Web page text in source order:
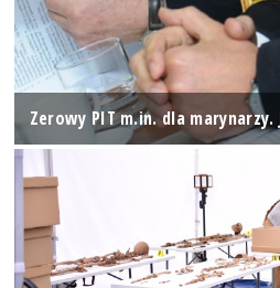
Zerowy PIT m.in. dla